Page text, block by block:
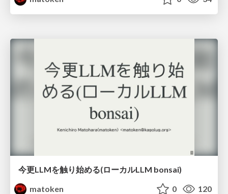
今更LLMを触り始める(ローカルLLM bonsai)
matoken
0 120